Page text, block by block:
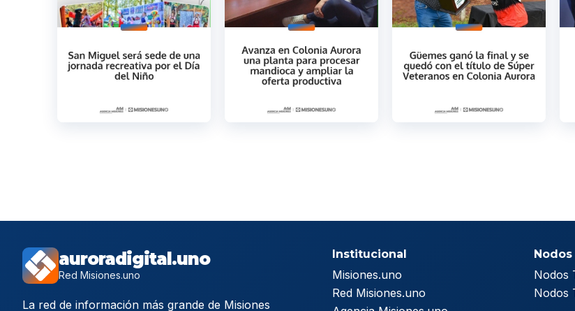
auroradigital.uno
Red Misiones.uno
La red de información más grande de Misiones
Institucional
Misiones.uno
Red Misiones.uno
Nodos
Nodos
Nodos